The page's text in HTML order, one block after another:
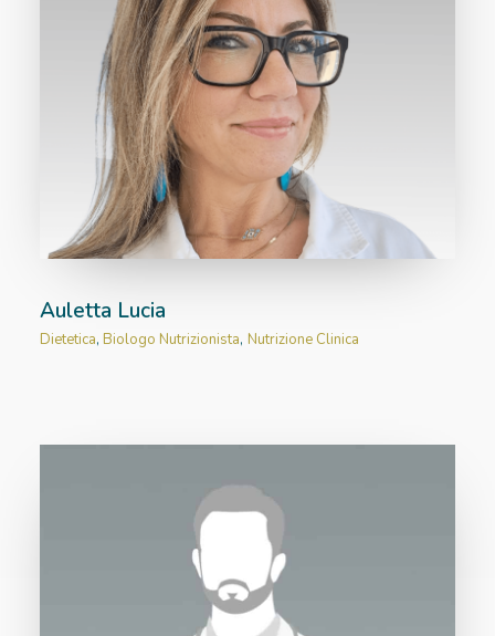
Auletta Lucia
Dietetica, Biologo Nutrizionista, Nutrizione Clinica